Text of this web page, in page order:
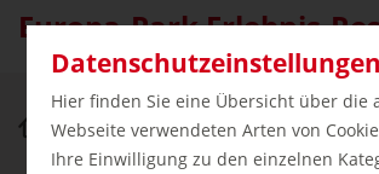
Datenschutzeinstellungen
Hier finden Sie eine Übersicht über die
Webseite verwendeten Arten von
Ihre Einwilligung zu den einzelnen
Europa-Park Erlebnis-
Erleben & Genießen